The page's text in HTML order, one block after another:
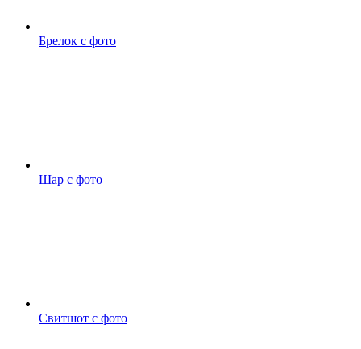
Брелок с фото
Шар с фото
Свитшот с фото